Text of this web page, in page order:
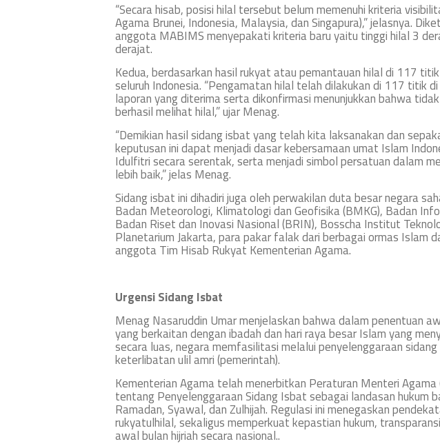
“Secara hisab, posisi hilal tersebut belum memenuhi kriteria
Agama Brunei, Indonesia, Malaysia, dan Singapura),” jelasnya.
anggota MABIMS menyepakati kriteria baru yaitu tinggi hilal 3
derajat.
Kedua, berdasarkan hasil rukyat atau pemantauan hilal di 117
seluruh Indonesia. “Pengamatan hilal telah dilakukan di 117 titik
laporan yang diterima serta dikonfirmasi menunjukkan bahwa
berhasil melihat hilal,” ujar Menag.
“Demikian hasil sidang isbat yang telah kita laksanakan dan
keputusan ini dapat menjadi dasar kebersamaan umat Islam
Idulfitri secara serentak, serta menjadi simbol persatuan dalam
lebih baik,” jelas Menag.
Sidang isbat ini dihadiri juga oleh perwakilan duta besar negara
Badan Meteorologi, Klimatologi dan Geofisika (BMKG), Badan
Badan Riset dan Inovasi Nasional (BRIN), Bosscha Institut
Planetarium Jakarta, para pakar falak dari berbagai ormas Islam
anggota Tim Hisab Rukyat Kementerian Agama.
Urgensi Sidang Isbat
Menag Nasaruddin Umar menjelaskan bahwa dalam penentuan
yang berkaitan dengan ibadah dan hari raya besar Islam yang
secara luas, negara memfasilitasi melalui penyelenggaraan
keterlibatan ulil amri (pemerintah).
Kementerian Agama telah menerbitkan Peraturan Menteri
tentang Penyelenggaraan Sidang Isbat sebagai landasan hukum
Ramadan, Syawal, dan Zulhijah. Regulasi ini menegaskan
rukyatulhilal, sekaligus memperkuat kepastian hukum,
awal bulan hijriah secara nasional..